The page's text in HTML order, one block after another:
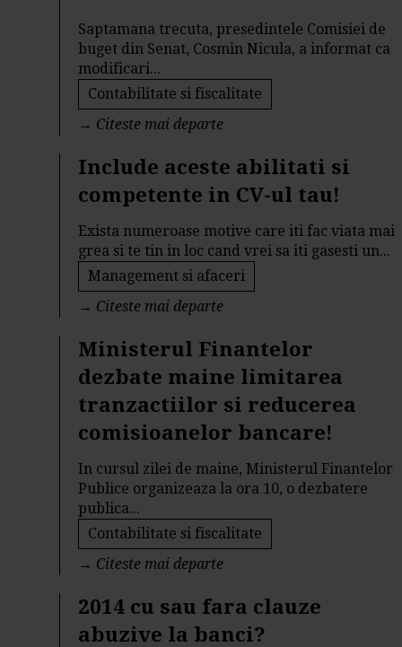
Saptamana trecuta, presedintele Comisiei de
buget din Senat, Cosmin Nicula, a informat ca
modificari...
Contabilitate si fiscalitate
→ Citeste mai departe
Include aceste abilitati si
competente in CV-ul tau!
Exista numeroase motive care iti fac viata mai
grea si te tin in loc cand vrei sa iti gasesti un...
Management si afaceri
→ Citeste mai departe
Ministerul Finantelor
dezbate maine limitarea
tranzactiilor si reducerea
comisioanelor bancare!
In cursul zilei de maine, Ministerul Finantelor
Publice organizeaza la ora 10, o dezbatere
publica...
Contabilitate si fiscalitate
→ Citeste mai departe
2014 cu sau fara clauze
abuzive la banci?